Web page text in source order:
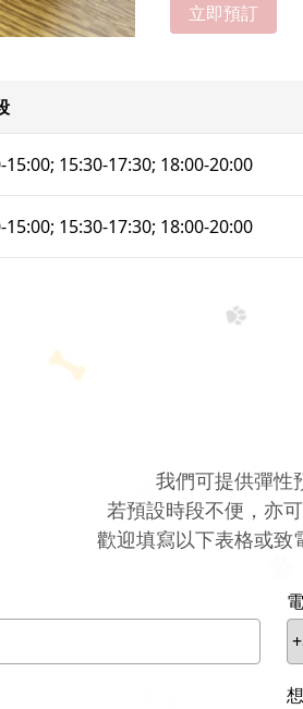
立即預訂
15:00; 15:30-17:30; 18:00-20:00
15:00; 15:30-17:30; 18:00-20:00
我們可提供彈性
若預設時段不便，亦
歡迎填寫以下表格或致